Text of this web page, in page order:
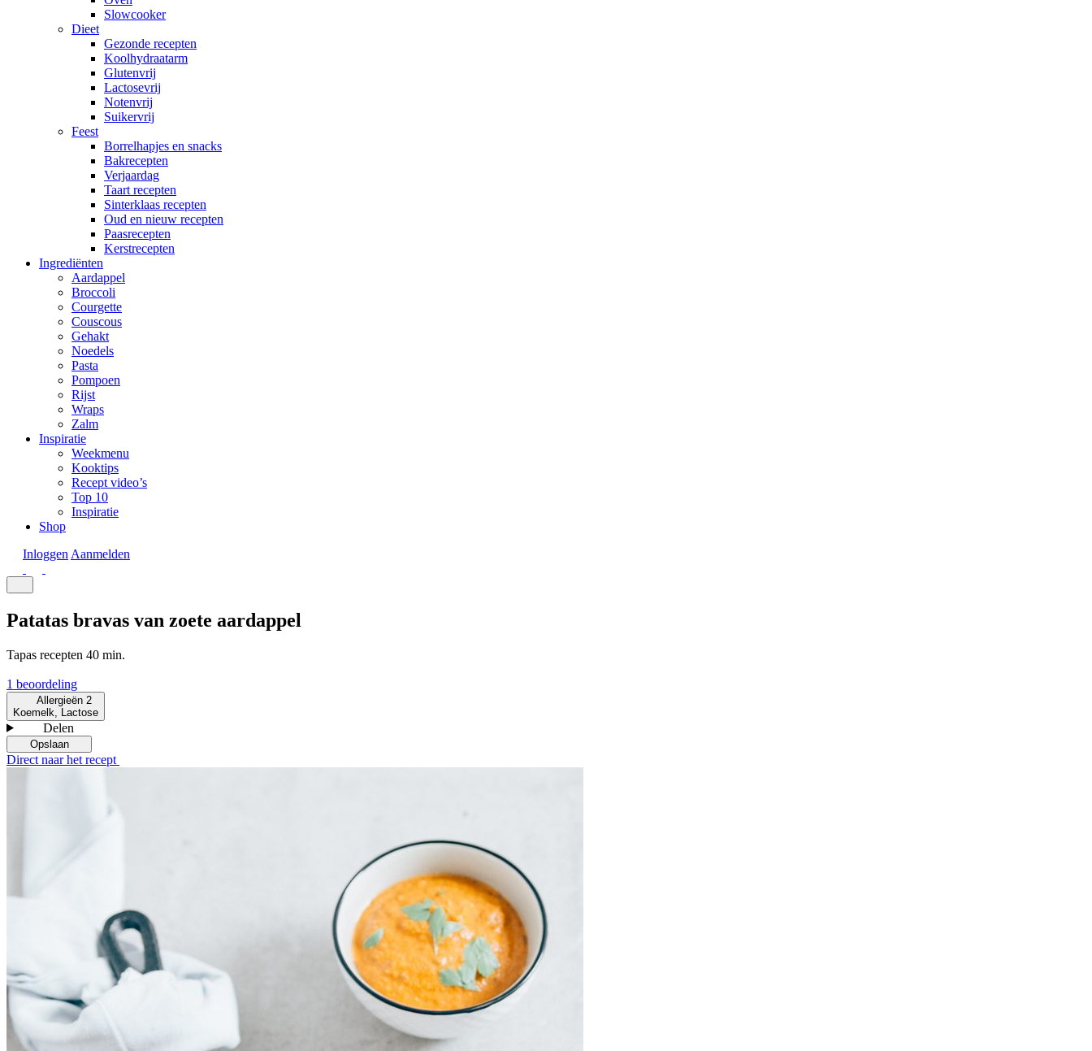
Slowcooker
Dieet
Gezonde recepten
Koolhydraatarm
Glutenvrij
Lactosevrij
Notenvrij
Suikervrij
Feest
Borrelhapjes en snacks
Bakrecepten
Verjaardag
Taart recepten
Sinterklaas recepten
Oud en nieuw recepten
Paasrecepten
Kerstrecepten
Ingrediënten
Aardappel
Broccoli
Courgette
Couscous
Gehakt
Noedels
Pasta
Pompoen
Rijst
Wraps
Zalm
Inspiratie
Weekmenu
Kooktips
Recept video’s
Top 10
Inspiratie
Shop
Inloggen Aanmelden
Patatas bravas van zoete aardappel
Tapas recepten 40 min.
1 beoordeling
Allergieën 2
Koemelk, Lactose
Delen
Opslaan
Direct naar het recept